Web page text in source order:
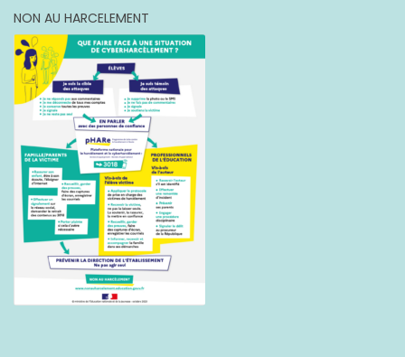
NON AU HARCELEMENT